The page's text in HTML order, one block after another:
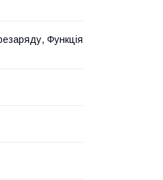
Функція